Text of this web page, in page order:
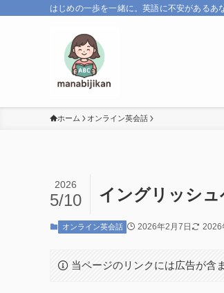
はじめの一歩を一緒に。英語に不安があるあ
ホーム オンライン英会話
イングリッシ
2026
5/10
オンライン英会話 2026年2月7日 2026
当ページのリンクには広告が含